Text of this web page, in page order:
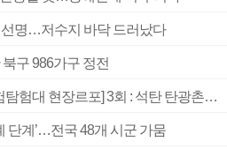
선명…저수지 바닥 드러났다
구 986가구 정전
[2026 부산청소년극지체험탐험대 현장르포] 3회 : 석탄 탄광촌에서 북극 연구의 중심지로
단계’…전국 48개 시군 가뭄